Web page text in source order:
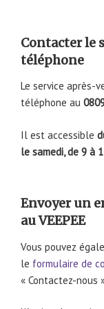
Contacter le
téléphone
Le service après-
téléphone au
Il est accessible
le samedi, de 9 à
Envoyer un
au VEEPEE
Vous pouvez
le formulaire de
« Contactez-nous